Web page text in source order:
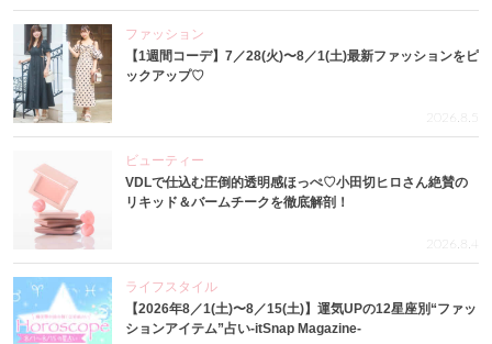
ファッション
【1週間コーデ】7／28(火)〜8／1(土)最新ファッションをピ
ックアップ♡
2026.8.5
ビューティー
VDLで仕込む圧倒的透明感ほっぺ♡小田切ヒロさん絶賛の
リキッド＆バームチークを徹底解剖！
2026.8.4
ライフスタイル
【2026年8／1(土)〜8／15(土)】運気UPの12星座別“ファッ
ションアイテム”占い-itSnap Magazine-